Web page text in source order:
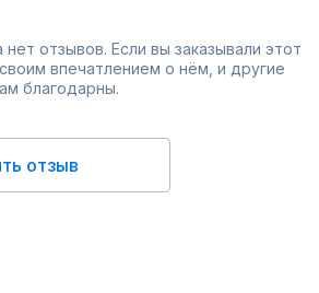
нет отзывов. Если вы заказывали этот
впечатлением о нём, и другие
благодарны.
отзыв